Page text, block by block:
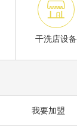

干洗店设备
我要加盟